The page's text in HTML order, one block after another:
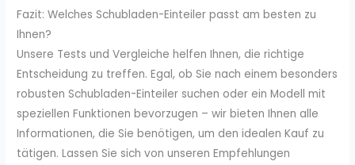
Fazit: Welches Schubladen-Einteiler passt am besten zu
Ihnen?
Unsere Tests und Vergleiche helfen Ihnen, die richtige
Entscheidung zu treffen. Egal, ob Sie nach einem besonders
robusten Schubladen-Einteiler suchen oder ein Modell mit
speziellen Funktionen bevorzugen – wir bieten Ihnen alle
Informationen, die Sie benötigen, um den idealen Kauf zu
tätigen. Lassen Sie sich von unseren Empfehlungen